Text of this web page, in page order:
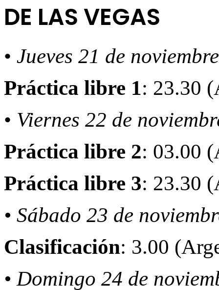
DE LAS VEGAS
• Jueves 21 de noviembre
Práctica libre 1: 23.30
• Viernes 22 de
Práctica libre 2: 03.00
Práctica libre 3: 23.30
• Sábado 23 de
Clasificación: 3.00
• Domingo 24 de